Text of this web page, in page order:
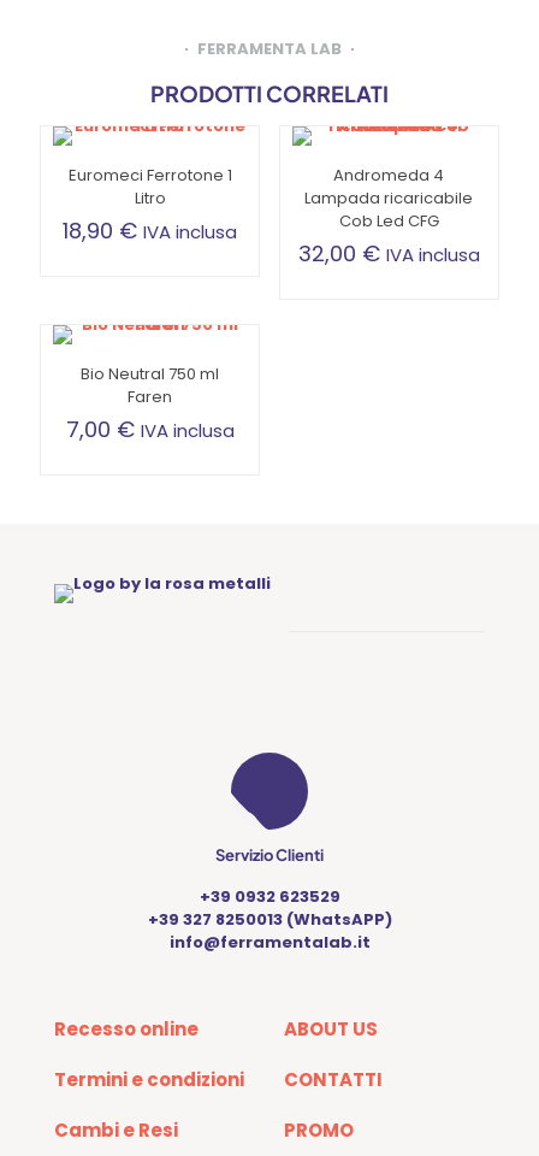
FERRAMENTA LAB
PRODOTTI CORRELATI
Euromeci Ferrotone 1
Litro
18,90 € IVA inclusa
Andromeda 4
Lampada ricaricabile
Cob Led CFG
32,00 € IVA inclusa
Bio Neutral 750 ml
Faren
7,00 € IVA inclusa
Servizio Clienti
+39 0932 623529
+39 327 8250013 (WhatsAPP)
info@ferramentalab.it
Recesso online
Termini e condizioni
Cambi e Resi
ABOUT US
CONTATTI
PROMO